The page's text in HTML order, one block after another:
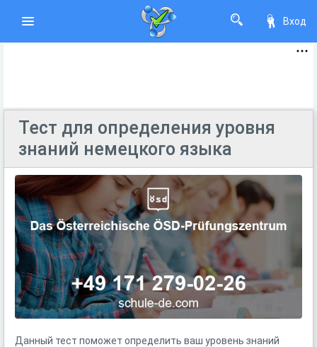
Вход
Тест для определения уровня
знаний немецкого языка
Данный тест поможет определить ваш уровень знаний